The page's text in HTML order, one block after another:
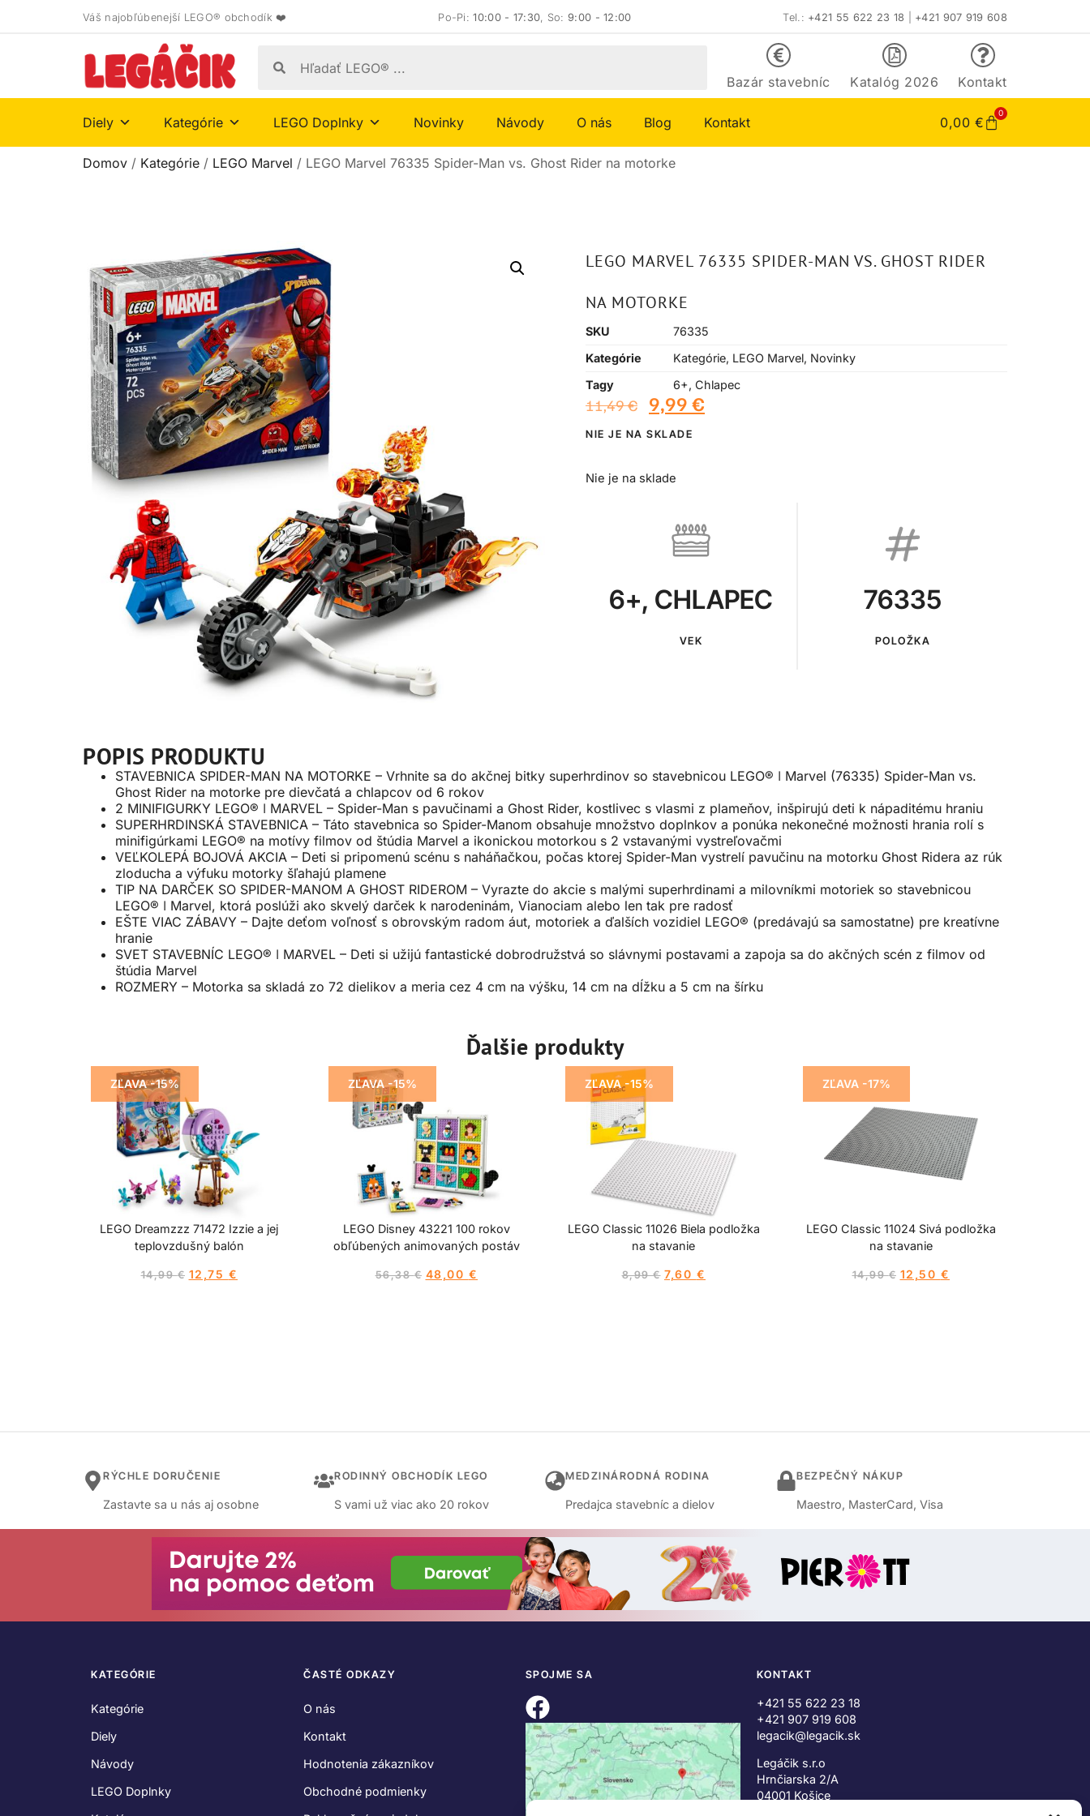
Váš najobľúbenejší LEGO® obchodík ❤️ Po-Pi:10:00 - 17:30, So:9:00 - 12:00 Tel.: +421 55 622 23 18 +421 907 919 608
Bazár stavebníc Katalóg 2026 Kontakt
Diely Kategórie LEGO Doplnky Novinky Návody O nás Blog Kontakt 0,00 €
0
Domov / Kategórie / LEGO Marvel / LEGO Marvel 76335 Spider-Man vs. Ghost Rider na motorke
LEGO MARVEL 76335 SPIDER-MAN VS. GHOST RIDER
NA MOTORKE
SKU
76335
Kategórie
Kategórie, LEGO Marvel, Novinky
Tagy
6+, Chlapec
11,49€ 9,99 €
NIE JE NA SKLADE
Nie je na sklade
6+, CHLAPEC
VEK
76335
POLOŽKA
POPIS PRODUKTU
STAVEBNICA SPIDER-MAN NA MOTORKE – Vrhnite sa do akčnej bitky superhrdinov so stavebnicou LEGO® ǀ Marvel (76335) Spider-Man vs.
Ghost Rider na motorke pre dievčatá a chlapcov od 6 rokov
2 MINIFIGURKY LEGO® ǀ MARVEL – Spider-Man s pavučinami a Ghost Rider, kostlivec s vlasmi z plameňov, inšpirujú deti k nápaditému hraniu
SUPERHRDINSKÁ STAVEBNICA – Táto stavebnica so Spider-Manom obsahuje množstvo doplnkov a ponúka nekonečné možnosti hrania rolí s
minifigúrkami LEGO® na motívy filmov od štúdia Marvel a ikonickou motorkou s 2 vstavanými vystreľovačmi
VEĽKOLEPÁ BOJOVÁ AKCIA – Deti si pripomenú scénu s naháňačkou, počas ktorej Spider-Man vystrelí pavučinu na motorku Ghost Ridera az rúk
zloducha a výfuku motorky šľahajú plamene
TIP NA DARČEK SO SPIDER-MANOM A GHOST RIDEROM – Vyrazte do akcie s malými superhrdinami a milovníkmi motoriek so stavebnicou
LEGO® ǀ Marvel, ktorá poslúži ako skvelý darček k narodeninám, Vianociam alebo len tak pre radosť
EŠTE VIAC ZÁBAVY – Dajte deťom voľnosť s obrovským radom áut, motoriek a ďalších vozidiel LEGO® (predávajú sa samostatne) pre kreatívne
hranie
SVET STAVEBNÍC LEGO® ǀ MARVEL – Deti si užijú fantastické dobrodružstvá so slávnymi postavami a zapoja sa do akčných scén z filmov od
štúdia Marvel
ROZMERY – Motorka sa skladá zo 72 dielikov a meria cez 4 cm na výšku, 14 cm na dĺžku a 5 cm na šírku
Ďalšie produkty
ZĽAVA -15%
LEGO Dreamzzz 71472 Izzie a jej
teplovzdušný balón
14,99€ 12,75 €
ZĽAVA -15%
LEGO Disney 43221 100 rokov
obľúbených animovaných postáv
56,38€ 48,00 €
ZĽAVA -15%
LEGO Classic 11026 Biela podložka
na stavanie
8,99€ 7,60 €
ZĽAVA -17%
LEGO Classic 11024 Sivá podložka
na stavanie
14,99€ 12,50 €
RÝCHLE DORUČENIE
Zastavte sa u nás aj osobne
RODINNÝ OBCHODÍK LEGO
S vami už viac ako 20 rokov
MEDZINÁRODNÁ RODINA
Predajca stavebníc a dielov
BEZPEČNÝ NÁKUP
Maestro, MasterCard, Visa
KATEGÓRIE
Kategórie
Diely
Návody
LEGO Doplnky
ČASTÉ ODKAZY
O nás
Kontakt
Hodnotenia zákazníkov
Obchodné podmienky
SPOJME SA KONTAKT
+421 55 622 23 18
+421 907 919 608
legacik@legacik.sk
Legáčik s.r.o
Hrnčiarska 2/A
04001 Košice